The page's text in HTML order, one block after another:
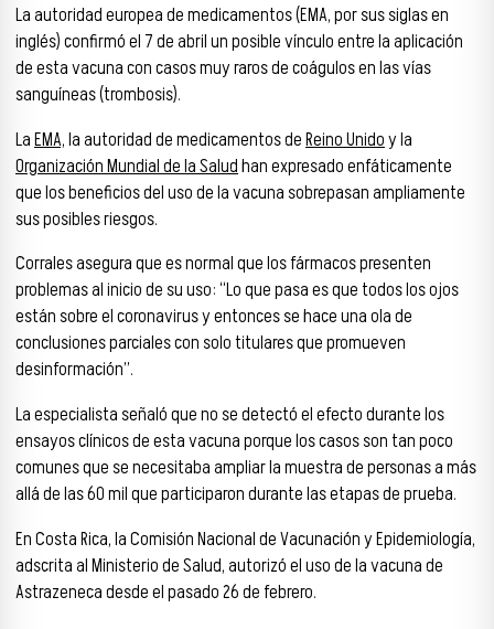
La autoridad europea de medicamentos (EMA, por sus siglas en
inglés) confirmó el 7 de abril un posible vínculo entre la aplicación
de esta vacuna con casos muy raros de coágulos en las vías
sanguíneas (trombosis).
LaEMA,la autoridad de medicamentos deReino Unidoy la
Organización Mundial de la Saludhan expresado enfáticamente
que los beneficios del uso de la vacuna sobrepasan ampliamente
sus posibles riesgos.
Corrales asegura que es normal que los fármacos presenten
problemas al inicio de su uso: “Lo que pasa es que todos los ojos
están sobre el coronavirus y entonces se hace una ola de
conclusiones parciales con solo titulares que promueven
desinformación”.
La especialista señaló que no se detectó el efecto durante los
ensayos clínicos de esta vacuna porque los casos son tan poco
comunes que se necesitaba ampliar la muestra de personas a más
allá de las 60 mil que participaron durante las etapas de prueba.
En Costa Rica, la Comisión Nacional de Vacunación y Epidemiología,
adscrita al Ministerio de Salud, autorizó el uso de la vacuna de
Astrazeneca desde el pasado 26 de febrero.